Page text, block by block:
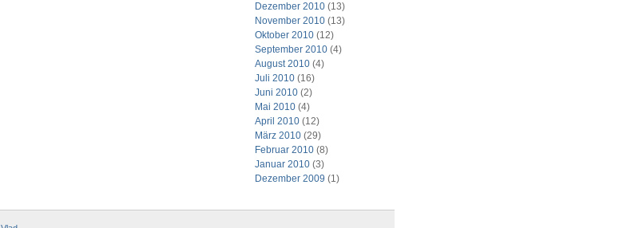
Dezember 2010(13)
November 2010(13)
Oktober 2010(12)
September 2010(4)
August 2010(4)
Juli 2010(16)
Juni 2010(2)
Mai 2010(4)
April 2010(12)
März 2010(29)
Februar 2010(8)
Januar 2010(3)
Dezember 2009 (1)